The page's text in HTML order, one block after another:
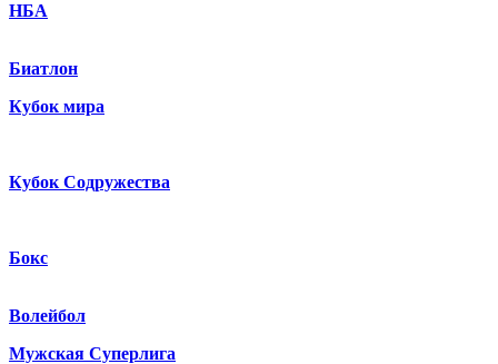
НБА
Биатлон
Кубок мира
Кубок Содружества
Бокс
Волейбол
Мужская Суперлига